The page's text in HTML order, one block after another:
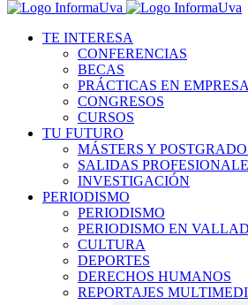
TE INTERESA
CONFERENCIAS
BECAS
PRÁCTICAS EN EMPRESA
CONGRESOS
CURSOS
TU FUTURO
MÁSTERS Y
SALIDAS
INVESTIGACIÓN
PERIODISMO
PERIODISMO
PERIODISMO EN
CULTURA
DEPORTES
DERECHOS HUMANOS
REPORTAJES